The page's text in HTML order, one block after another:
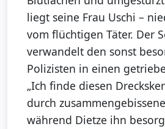
liegt seine Frau Uschi –
vom flüchtigen Täter. Der
verwandelt den sonst
Polizisten in einen
„Ich finde diesen
durch
während Dietze ihn